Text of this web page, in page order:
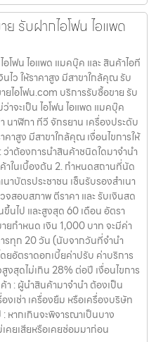
รับฝากไอโฟน ไอแพด
โฟน ไอแพด แมคบุ๊ค และ สินค้าไอที
นไว ให้ราคาสูง มีสาขาใกล้คุณ รับ
ยไอโฟน.com บริการรับซื้อขาย รับ
าจะเป็น ไอโฟน ไอแพด แมคบุ๊ค
นาฬิกา ทีวี จักรยาน เครื่องประดับ
าคาสูง มีสาขาใกล้คุณ เงื่อนไขการให้
าต้องการนำสินค้าชนิดใดมาจำนำ
าในเบื้องต้น 2. กำหนดสถานที่นัด
าบัตรประชาชน เซ็นรับรองสำเนา
จสอบสภาพ ตีราคา และ รับเงินสด
นไป และสูงสุด 60 เดือน อัตรา
กำหนด เงิน 1,000 บาท จะมีค่า
รทุก 20 วัน (นับจากวันที่จำนำ
ยอัตราดอกเบี้ยค่าปรับ ค่าบริการ
งสุดไม่เกิน 28% ต่อปี เงื่อนไขการ
า : ผู้นำสินค้ามาจำนำ ต้องเป็น
องเช่า เครื่องยืม หรือเครื่องบริษัท
หากเกินจะพิจารณาเป็นบาง
คยเสียหรือเคยซ่อมมาก่อน